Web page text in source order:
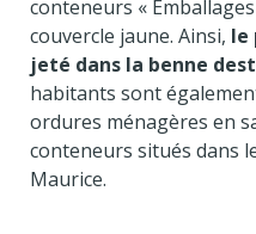
conteneurs «
couvercle jaune. Ainsi, le
jeté dans la benne
habitants sont
ordures ménagères en
conteneurs situés dans
Maurice.